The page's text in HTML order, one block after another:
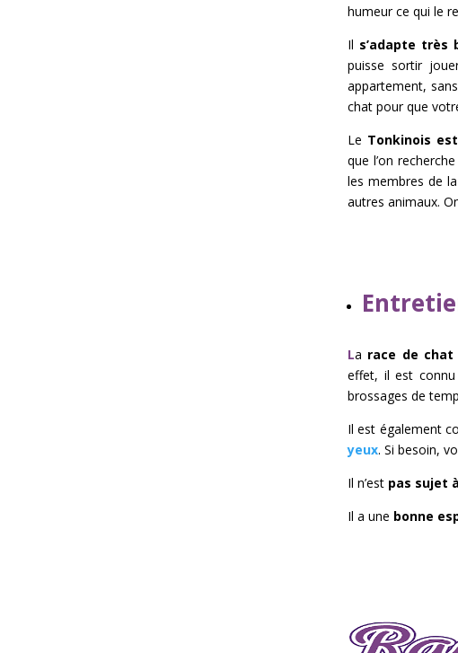
humeur ce qui le
Il s’adapte très
puisse sortir
appartement,
chat pour que
Le Tonkinois
que l’on
les membres de
autres animaux.
La race de chat
effet, il est
brossages de
Il est également
yeux. Si besoin,
Il n’est pas sujet
Il a une bonne